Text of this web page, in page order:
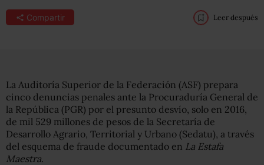
Compartir Leer después
La Auditoría Superior de la Federación (ASF) prepara
cinco denuncias penales ante la Procuraduría General de
la República (PGR) por el presunto desvío, solo en 2016,
de mil 529 millones de pesos de la Secretaría de
Desarrollo Agrario, Territorial y Urbano (Sedatu), a través
del esquema de fraude documentado en La Estafa
Maestra.